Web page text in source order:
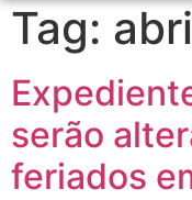
Tag:
serão
feriados